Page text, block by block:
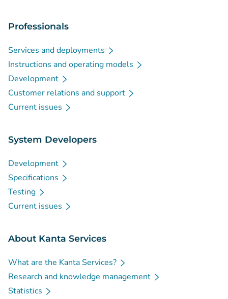
Professionals
Services and deployments
Instructions and operating models
Development
Customer relations and support
Current issues
System Developers
Development
Specifications
Testing
Current issues
About Kanta Services
What are the Kanta Services?
Research and knowledge management
Statistics